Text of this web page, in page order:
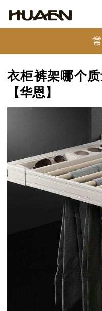
衣柜裤架哪个
【华恩】